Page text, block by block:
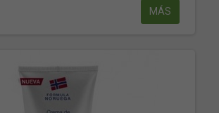
MÁS